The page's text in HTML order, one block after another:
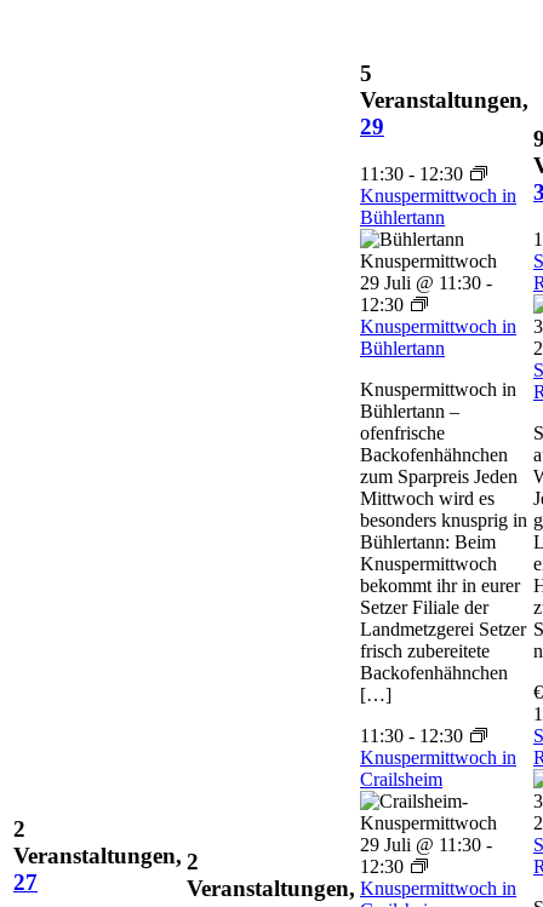
2
Veranstaltungen,
27
2
Veranstaltungen,
5
Veranstaltungen,
29
11:30 - 12:30
Knuspermittwoch in
Bühlertann
29 Juli @ 11:30 -
12:30
Knuspermittwoch in
Bühlertann
Knuspermittwoch in
Bühlertann –
ofenfrische
Backofenhähnchen
zum Sparpreis Jeden
Mittwoch wird es
besonders knusprig in
Bühlertann: Beim
Knuspermittwoch
bekommt ihr in eurer
Setzer Filiale der
Landmetzgerei Setzer
frisch zubereitete
Backofenhähnchen
[…]
11:30 - 12:30
Knuspermittwoch in
Crailsheim
29 Juli @ 11:30 -
12:30
Knuspermittwoch in